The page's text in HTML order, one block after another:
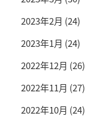
2023年2月 (24)
2023年1月 (24)
2022年12月 (26)
2022年11月 (27)
2022年10月 (24)